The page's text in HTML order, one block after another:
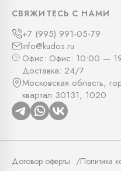
СВЯЖИТЕСЬ С НАМИ
+7 (995) 991-05-79
info@kudos.ru
Офис: Офис: 10:00 —
Доставка: 24/7
Московская область,
квартал 30131, 1020
Договор оферты Политика